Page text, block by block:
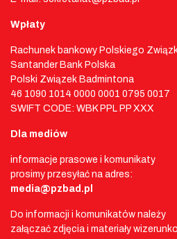
Wpłaty
Rachunek bankowy Polskiego
Santander Bank Polska
Polski Związek Badmintona
46 1090 1014 0000 0001 0795 0017
SWIFT CODE: WBK PPL PP XXX
Dla mediów
informacje prasowe i komunikaty
prosimy przesyłać na adres:
media@pzbad.pl
Do informacji i komunikatów należy
załączać zdjęcia i materiały